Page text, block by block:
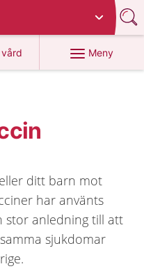
Meny
ditt barn mot
har använts
stor anledning till att
sjukdomar